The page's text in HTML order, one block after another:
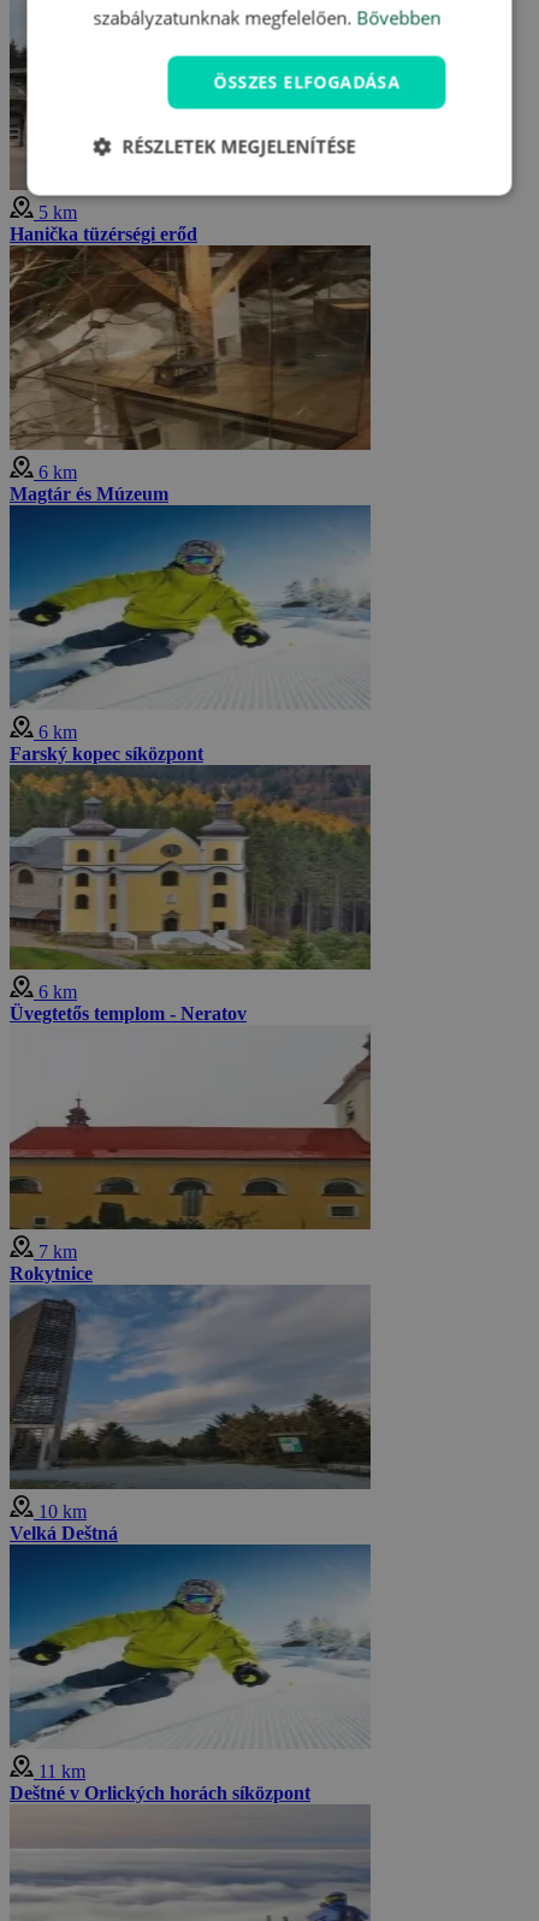
5 km
Hanička tüzérségi erőd
6 km
Magtár és Múzeum
6 km
Farský kopec síközpont
6 km
Üvegtetős templom - Neratov
7 km
Rokytnice
10 km
Velká Deštná
11 km
Deštné v Orlických horách síközpont
szabályzatunknak megfelelően. Bővebben
ÖSSZES ELFOGADÁSA
RÉSZLETEK MEGJELENÍTÉSE